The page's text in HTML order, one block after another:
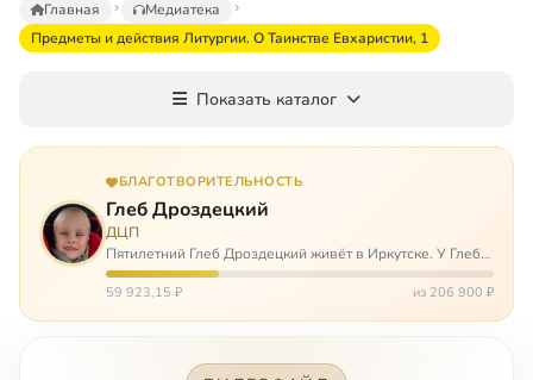
Главная
Медиатека
Предметы и действия Литургии. О Таинстве Евхаристии, 1
Показать каталог
БЛАГОТВОРИТЕЛЬНОСТЬ
Глеб Дроздецкий
ДЦП
Пятилетний Глеб Дроздецкий живёт в Иркутске. У Глеба
ДЦП из-за перенесённого в младенчестве менингита,
но его положение осложняется эпилепсией, с которой
59 923,15 ₽ из 206 900 ₽